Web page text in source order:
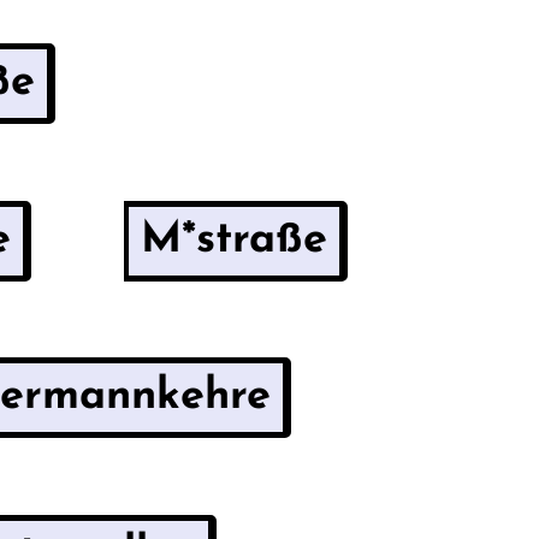
M*straße